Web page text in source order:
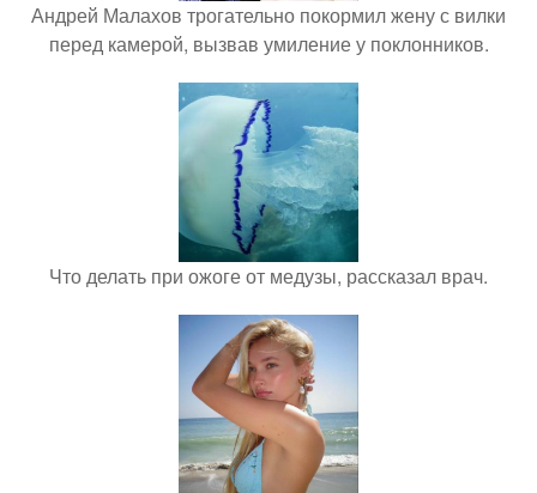
Андрей Малахов трогательно покормил жену с вилки
перед камерой, вызвав умиление у поклонников.
Что делать при ожоге от медузы, рассказал врач.